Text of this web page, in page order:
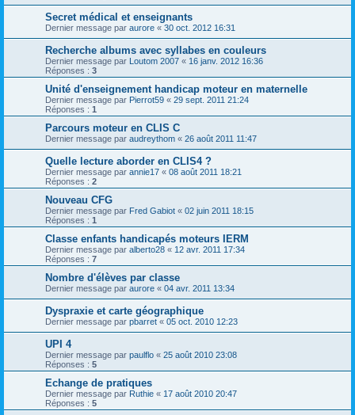
Secret médical et enseignants
Dernier message par aurore « 30 oct. 2012 16:31
Recherche albums avec syllabes en couleurs
Dernier message par Loutom 2007 « 16 janv. 2012 16:36
Réponses : 3
Unité d'enseignement handicap moteur en maternelle
Dernier message par Pierrot59 « 29 sept. 2011 21:24
Réponses : 1
Parcours moteur en CLIS C
Dernier message par audreythom « 26 août 2011 11:47
Quelle lecture aborder en CLIS4 ?
Dernier message par annie17 « 08 août 2011 18:21
Réponses : 2
Nouveau CFG
Dernier message par Fred Gabiot « 02 juin 2011 18:15
Réponses : 1
Classe enfants handicapés moteurs IERM
Dernier message par alberto28 « 12 avr. 2011 17:34
Réponses : 7
Nombre d'élèves par classe
Dernier message par aurore « 04 avr. 2011 13:34
Dyspraxie et carte géographique
Dernier message par pbarret « 05 oct. 2010 12:23
UPI 4
Dernier message par paulflo « 25 août 2010 23:08
Réponses : 5
Echange de pratiques
Dernier message par Ruthie « 17 août 2010 20:47
Réponses : 5